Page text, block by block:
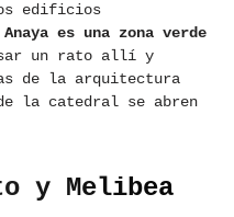
edificios
es una zona verde
un rato allí y
de la arquitectura
la catedral se abren
y Melibea